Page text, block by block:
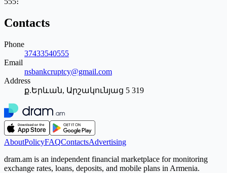
Contacts
Phone
37433540555
Email
nsbankcruptcy@gmail.com
Address
ք.Երևան, Արշակունյաց 5 319
AboutPolicyFAQContactsAdvertising
dram.am is an independent financial marketplace for monitoring
exchange rates, loans, deposits, and mobile plans in Armenia.